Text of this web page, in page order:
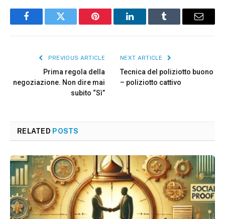
FacebookTwitter Pinterest LinkedInTumblr Email
PREVIOUS ARTICLE
Prima regola della
negoziazione. Non dire mai
subito “Sì”
NEXT ARTICLE
Tecnica del poliziotto buono
– poliziotto cattivo
RELATED POSTS